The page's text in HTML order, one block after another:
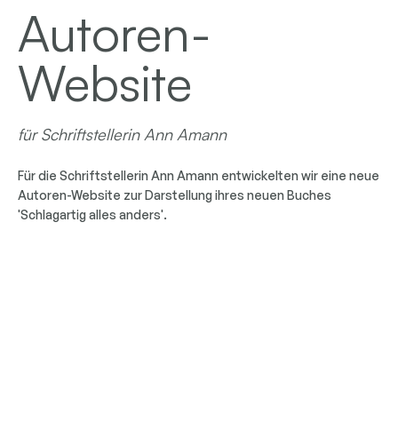
Autoren-
Website
für Schriftstellerin Ann Amann
Für die Schriftstellerin Ann Amann entwickelten wir eine neue
Autoren-Website zur Darstellung ihres neuen Buches
'Schlagartig alles anders'.